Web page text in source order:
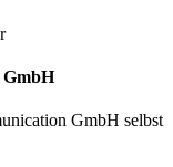
GmbH
GmbH selbst